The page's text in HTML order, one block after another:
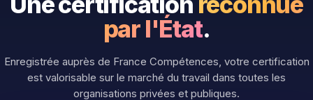
par l'État.
Enregistrée auprès de France Compétences, votre certification
est valorisable sur le marché du travail dans toutes les
organisations privées et publiques.